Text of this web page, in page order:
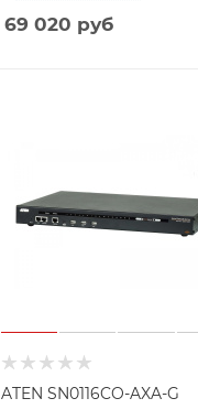
69 020 руб
ATEN SN0116CO-AXA-G